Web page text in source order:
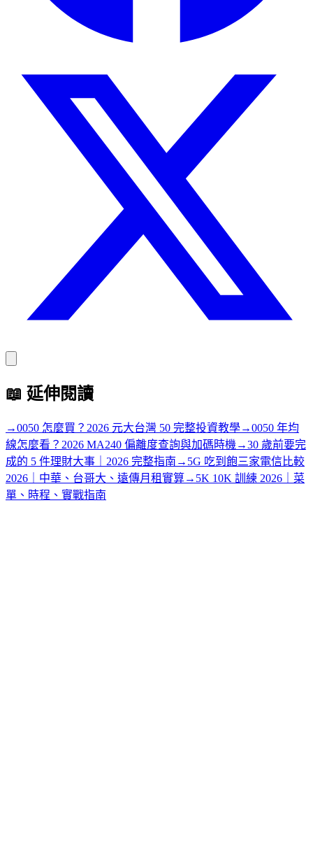
📖 延伸閱讀
→0050 怎麼買？2026 元大台灣 50 完整投資教學→0050 年均
線怎麼看？2026 MA240 偏離度查詢與加碼時機 →30 歲前要完
成的 5 件理財大事｜2026 完整指南 → 5G 吃到飽三家電信比較
2026｜中華、台哥大、遠傳月租實算→ 5K 10K 訓練 2026｜菜
單、時程、實戰指南